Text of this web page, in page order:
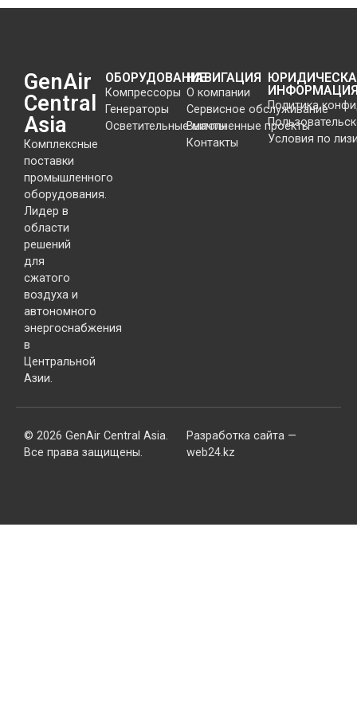
GenAir
Central
Asia
Комплексные
поставки
промышленного
оборудования.
Лидер в
области
решений
для
сжатого
воздуха и
автономного
энергоснабжения
в
Центральной
Азии.
ОБОРУДОВАНИЕ
Компрессоры
Генераторы
Осветительные мачты
НАВИГАЦИЯ
О компании
Сервисное обслуживание
Выполненные проекты
Контакты
Политика
Условия по
© 2026 GenAir Central Asia.
Все права защищены.
Разработка сайта —
web24.kz